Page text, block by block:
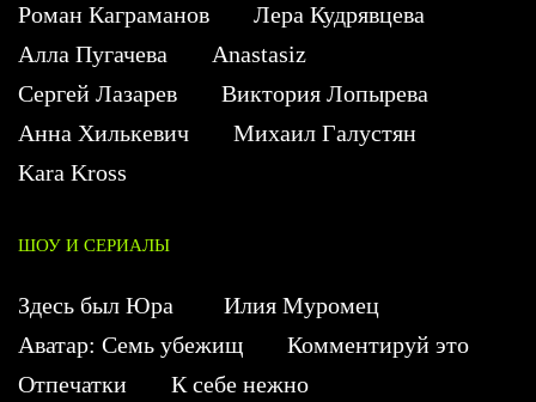
Роман Каграманов
Лера Кудрявцева
Алла Пугачева
Anastasiz
Сергей Лазарев
Виктория Лопырева
Анна Хилькевич
Михаил Галустян
Kara Kross
ШОУ И СЕРИАЛЫ
Здесь был Юра
Илия Муромец
Аватар: Семь убежищ
Комментируй это
Отпечатки
К себе нежно